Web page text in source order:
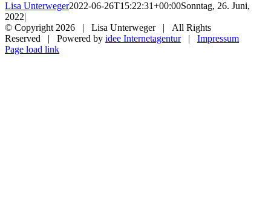
Lisa Unterweger2022-06-26T15:22:31+00:00Sonntag, 26. Juni,
2022|
© Copyright2026 | Lisa Unterweger | All Rights
Reserved | Powered by idee Internetagentur| Impressum
Facebook
Instagram
Page load link